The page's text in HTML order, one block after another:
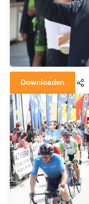
Downloaden